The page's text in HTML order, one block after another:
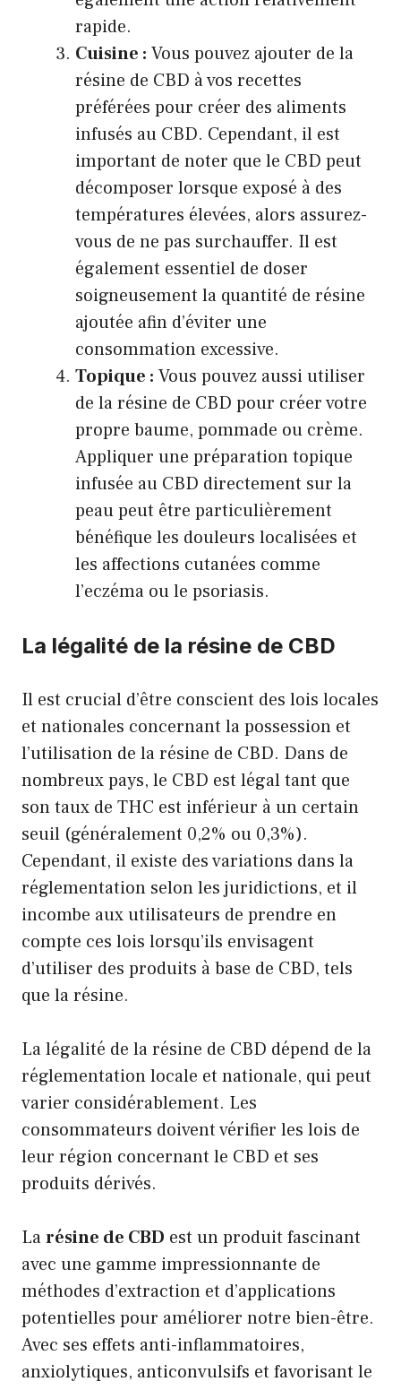
rapide.
Cuisine : Vous pouvez ajouter de la
résine de CBD à vos recettes
préférées pour créer des aliments
infusés au CBD. Cependant, il est
important de noter que le CBD peut
décomposer lorsque exposé à des
températures élevées, alors assurez-
vous de ne pas surchauffer. Il est
également essentiel de doser
soigneusement la quantité de résine
ajoutée afin d’éviter une
consommation excessive.
Topique : Vous pouvez aussi utiliser
de la résine de CBD pour créer votre
propre baume, pommade ou crème.
Appliquer une préparation topique
infusée au CBD directement sur la
peau peut être particulièrement
bénéfique les douleurs localisées et
les affections cutanées comme
l’eczéma ou le psoriasis.
La légalité de la résine de CBD
Il est crucial d’être conscient des lois locales
et nationales concernant la possession et
l’utilisation de la résine de CBD. Dans de
nombreux pays, le CBD est légal tant que
son taux de THC est inférieur à un certain
seuil (généralement 0,2% ou 0,3%).
Cependant, il existe des variations dans la
réglementation selon les juridictions, et il
incombe aux utilisateurs de prendre en
compte ces lois lorsqu’ils envisagent
d’utiliser des produits à base de CBD, tels
que la résine.
La légalité de la résine de CBD dépend de la
réglementation locale et nationale, qui peut
varier considérablement. Les
consommateurs doivent vérifier les lois de
leur région concernant le CBD et ses
produits dérivés.
Larésine de CBD est un produit fascinant
avec une gamme impressionnante de
méthodes d’extraction et d’applications
potentielles pour améliorer notre bien-être.
Avec ses effets anti-inflammatoires,
anxiolytiques, anticonvulsifs et favorisant le